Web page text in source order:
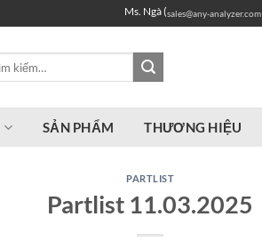
Ms. Ngà (sales@any-analyzer.com
SẢN PHẨM THƯƠNG HIỆU
PARTLIST
Partlist 11.03.2025